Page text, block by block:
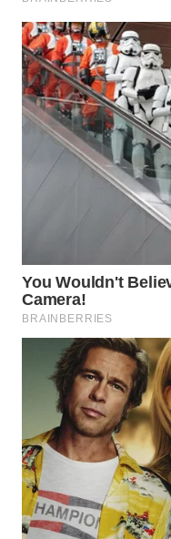
WN
LIKUPANG
WN
LABUANBAJO
Media
Group
WAHANA
NEWS
WAHANA
TANI
WAHANA
ADVOKAT
WAHANA